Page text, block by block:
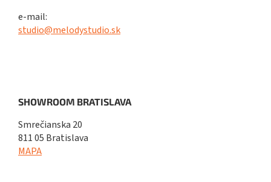
e-mail:
studio@melodystudio.sk
SHOWROOM BRATISLAVA
Smrečianska 20
811 05 Bratislava
MAPA